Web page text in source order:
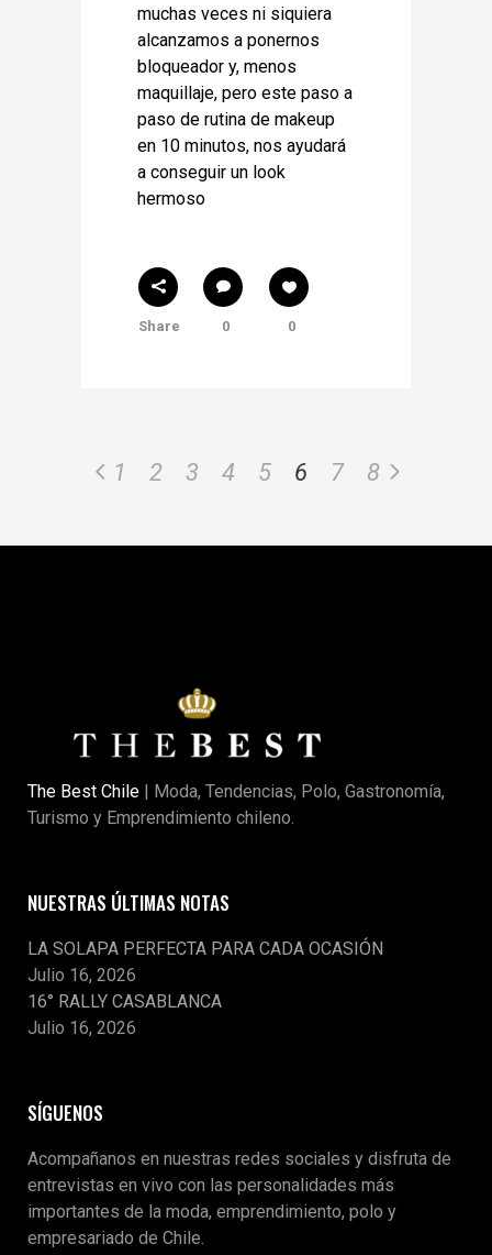
muchas veces ni siquiera
alcanzamos a ponernos
bloqueador y, menos
maquillaje, pero este paso a
paso de rutina de makeup
en 10 minutos, nos ayudará
a conseguir un look
hermoso
Share 0 0
1 2 3 4 5 6 7 8
The Best Chile | Moda, Tendencias, Polo, Gastronomía,
Turismo y Emprendimiento chileno.
NUESTRAS ÚLTIMAS NOTAS
LA SOLAPA PERFECTA PARA CADA OCASIÓN
Julio 16, 2026
16° RALLY CASABLANCA
Julio 16, 2026
SÍGUENOS
Acompañanos en nuestras redes sociales y disfruta de
entrevistas en vivo con las personalidades más
importantes de la moda, emprendimiento, polo y
empresariado de Chile.